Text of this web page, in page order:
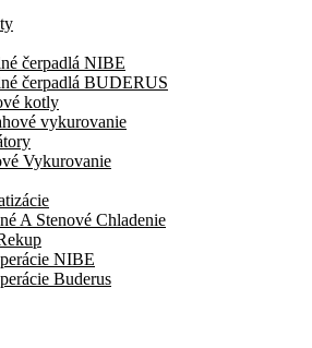
čerpadlá NIBE
čerpadlá BUDERUS
kotly
vykurovanie
Vykurovanie
A Stenové Chladenie
NIBE
Buderus